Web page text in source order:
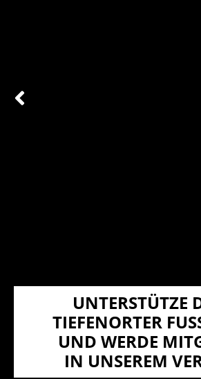
UNTERSTÜTZE
TIEFENORTER
ND WERDE
N UNSEREM